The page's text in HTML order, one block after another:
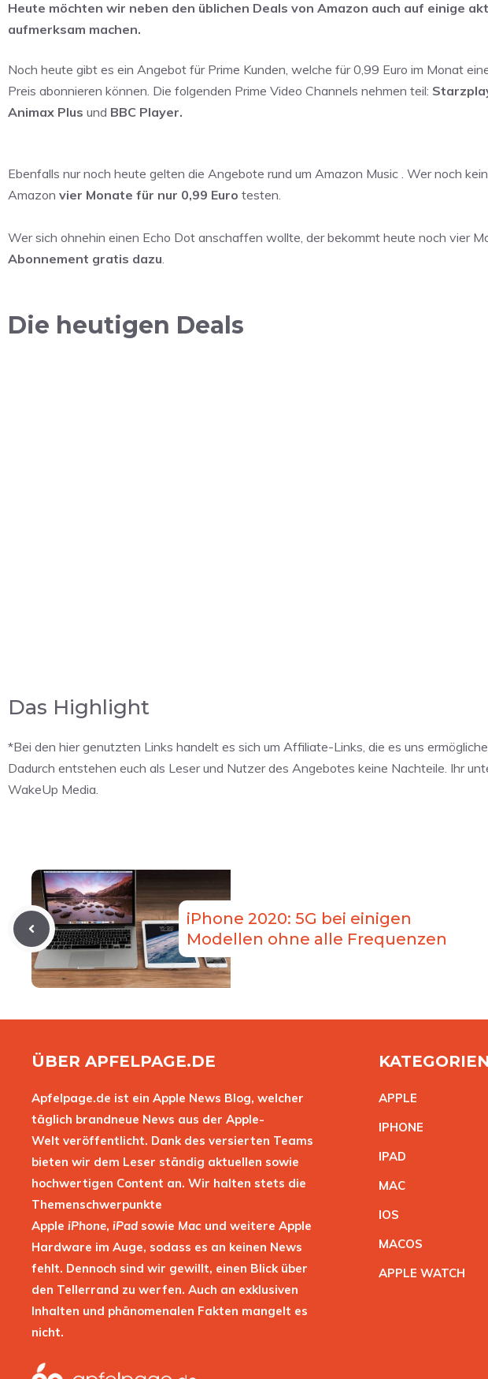
Heute möchten wir neben den üblichen Deals von Amazon auch auf einige
aufmerksam machen.
Noch heute gibt es ein Angebot für Prime Kunden, welche für 0,99 Euro im Monat
Preis abonnieren können. Die folgenden Prime Video Channels nehmen teil:
Animax Plus und BBC Player.
Ebenfalls nur noch heute gelten die Angebote rund um Amazon Music . Wer noch
Amazon vier Monate für nur 0,99 Euro testen.
Wer sich ohnehin einen Echo Dot anschaffen wollte, der bekommt heute noch vier
Abonnement gratis dazu.
Die heutigen Deals
Das Highlight
*Bei den hier genutzten Links handelt es sich um Affiliate-Links, die es uns
Dadurch entstehen euch als Leser und Nutzer des Angebotes keine Nachteile. Ihr
WakeUp Media.
iPhone 2020: 5G bei einigen
Modellen ohne alle Frequenzen
ÜBER APFELPAGE.DE
Apfelpage.de ist ein Apple News Blog, welcher
täglich brandneue News aus der Apple-
Welt veröffentlicht. Dank des versierten Teams
bieten wir dem Leser ständig aktuellen sowie
hochwertigen Content an. Wir halten stets die
Themenschwerpunkte
Apple iPhone, iPad sowie Mac und weitere Apple
Hardware im Auge, sodass es an keinen News
fehlt. Dennoch sind wir gewillt, einen Blick über
den Tellerrand zu werfen. Auch an exklusiven
Inhalten und phänomenalen Fakten mangelt es
nicht.
KATEGORIEN
APPLE
IPHONE
IPAD
MAC
IOS
MACOS
APPLE WATCH